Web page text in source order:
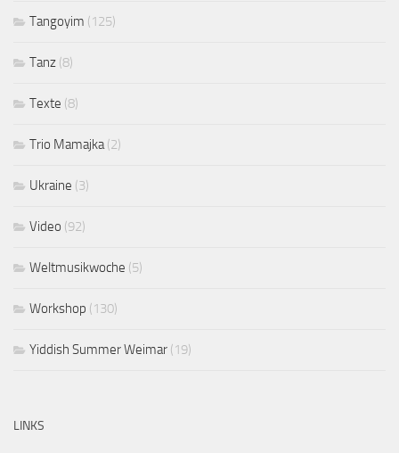
Tangoyim (125)
Tanz (8)
Texte (8)
Trio Mamajka(2)
Ukraine (3)
Video (92)
Weltmusikwoche (5)
Workshop (130)
Yiddish Summer Weimar (19)
LINKS